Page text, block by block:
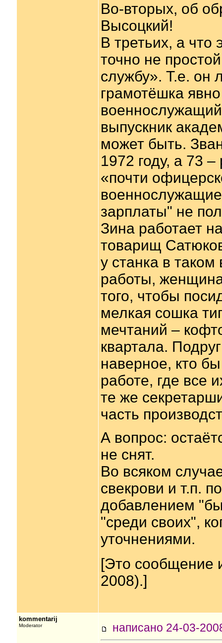
Во-вторых, об
Высоцкий!
В третьих, а что
точно не
службу». Т.е. он
грамотёшка
выпускник
может быть.
1972 году, а 73
«почти
зарплаты" не
Зина работает
товарищ
у станка в
работы, женщина
того, чтобы
мелкая сошка
мечтаний –
квартала.
наверное, кто
работе, где все
те же
часть
А вопрос:
не снят.
Во всяком
свекрови и т.п.
добавлением
"среди своих",
уточнениями.
[Это сообщение
2008).]
kommentarij
Moderator написано 24-03-